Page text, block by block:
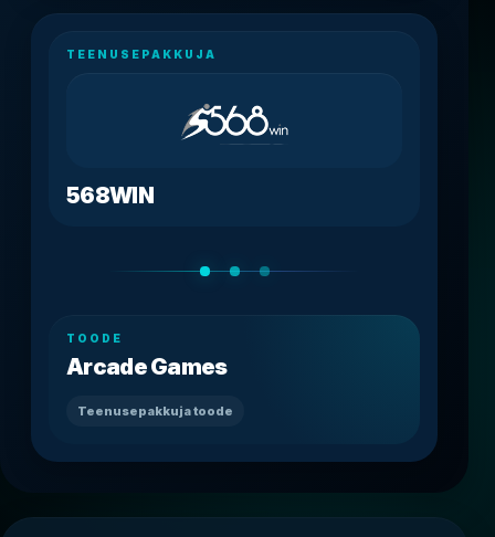
TEENUSEPAKKUJA
568WIN
TOODE
Arcade Games
Teenusepakkuja toode